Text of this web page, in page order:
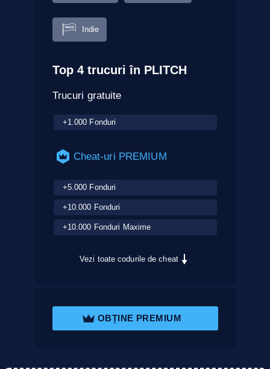
Indie
Top 4 trucuri în PLITCH
Trucuri gratuite
+1.000 Fonduri
Cheat-uri PREMIUM
+5.000 Fonduri
+10.000 Fonduri
+10.000 Fonduri Maxime
Vezi toate codurile de cheat
OBȚINE PREMIUM